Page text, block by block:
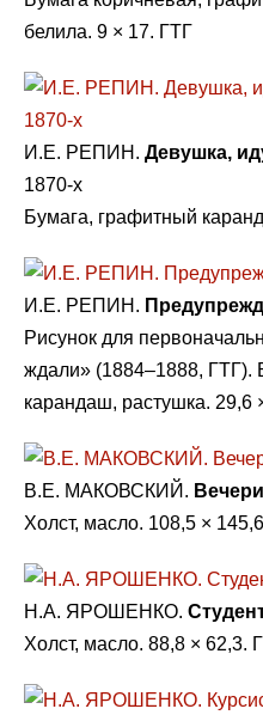
белила. 9 × 17. ГТГ
И.Е. РЕПИН. Девушка,
1870-х
Бумага, графитный
И.Е. РЕПИН.
Рисунок для
ждали» (1884–1888, ГТГ).
карандаш, растушка. 29,6
В.Е. МАКОВСКИЙ.
Холст, масло. 108,5 ×
Н.А. ЯРОШЕНКО.
Холст, масло. 88,8 × 62,3.